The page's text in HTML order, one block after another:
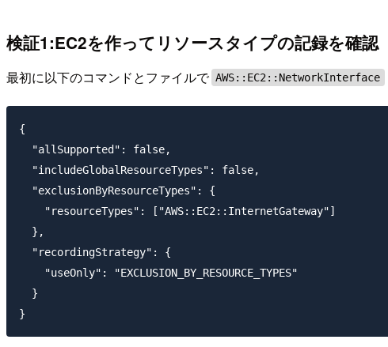
検証1:EC2を作ってリソースタイプの記録を確認
最初に以下のコマンドとファイルで AWS::EC2::NetworkInterface
{
  "allSupported": false,
  "includeGlobalResourceTypes": false,
  "exclusionByResourceTypes": {
    "resourceTypes": ["AWS::EC2::InternetGateway"]
  },
  "recordingStrategy": {
    "useOnly": "EXCLUSION_BY_RESOURCE_TYPES"
  }